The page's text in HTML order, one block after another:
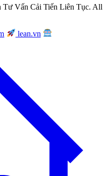
Vấn Cải Tiến Liên Tục. All
lean.vn